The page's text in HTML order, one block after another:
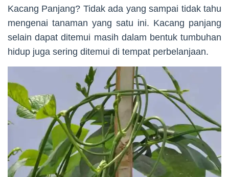
Kacang Panjang? Tidak ada yang sampai tidak tahu
mengenai tanaman yang satu ini. Kacang panjang
selain dapat ditemui masih dalam bentuk tumbuhan
hidup juga sering ditemui di tempat perbelanjaan.